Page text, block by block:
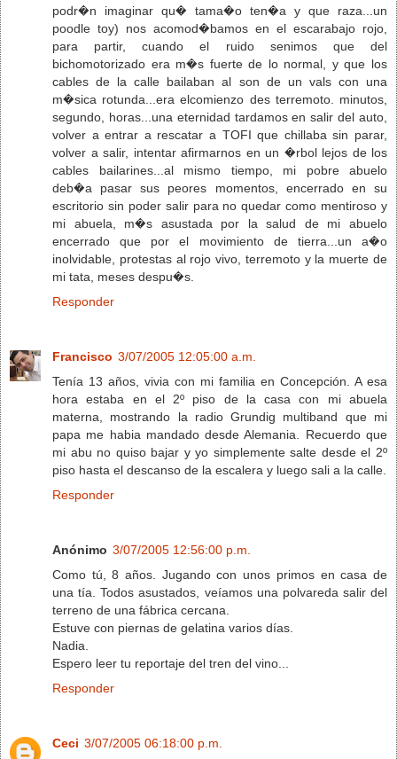
podr�n imaginar qu� tama�o ten�a y que raza...un
poodle toy) nos acomod�bamos en el escarabajo rojo,
para partir, cuando el ruido senimos que del
bichomotorizado era m�s fuerte de lo normal, y que los
cables de la calle bailaban al son de un vals con una
m�sica rotunda...era elcomienzo des terremoto. minutos,
segundo, horas...una eternidad tardamos en salir del auto,
volver a entrar a rescatar a TOFI que chillaba sin parar,
volver a salir, intentar afirmarnos en un �rbol lejos de los
cables bailarines...al mismo tiempo, mi pobre abuelo
deb�a pasar sus peores momentos, encerrado en su
escritorio sin poder salir para no quedar como mentiroso y
mi abuela, m�s asustada por la salud de mi abuelo
encerrado que por el movimiento de tierra...un a�o
inolvidable, protestas al rojo vivo, terremoto y la muerte de
mi tata, meses despu�s.
Responder
Francisco 3/07/2005 12:05:00 a.m.
Tenía 13 años, vivia con mi familia en Concepción. A esa
hora estaba en el 2º piso de la casa con mi abuela
materna, mostrando la radio Grundig multiband que mi
papa me habia mandado desde Alemania. Recuerdo que
mi abu no quiso bajar y yo simplemente salte desde el 2º
piso hasta el descanso de la escalera y luego sali a la calle.
Responder
Anónimo 3/07/2005 12:56:00 p.m.
Como tú, 8 años. Jugando con unos primos en casa de
una tía. Todos asustados, veíamos una polvareda salir del
terreno de una fábrica cercana.
Estuve con piernas de gelatina varios días.
Nadia.
Espero leer tu reportaje del tren del vino...
Responder
Ceci 3/07/2005 06:18:00 p.m.